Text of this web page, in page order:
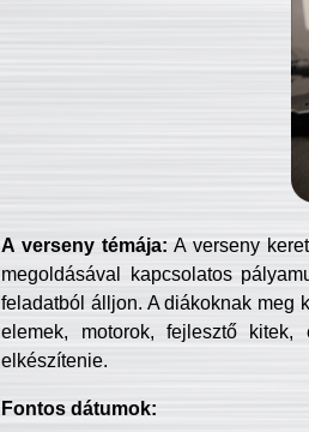
A verseny témája: A verseny
megoldásával kapcsolatos
feladatból álljon. A diákoknak meg
elemek, motorok, fejlesztő kitek,
elkészítenie.
Fontos dátumok: